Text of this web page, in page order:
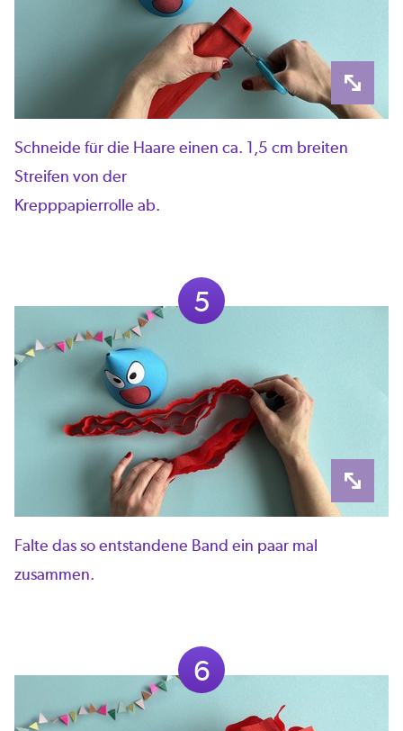
Schneide für die Haare einen ca. 1,5 cm breiten
Streifen von der
Krepppapierrolle ab.
5
Falte das so entstandene Band ein paar mal
zusammen.
6